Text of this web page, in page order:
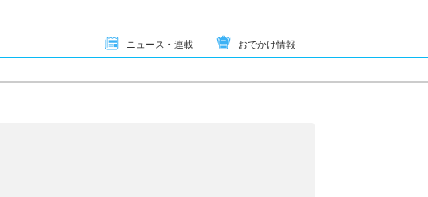
ニュース・連載 おでかけ情報